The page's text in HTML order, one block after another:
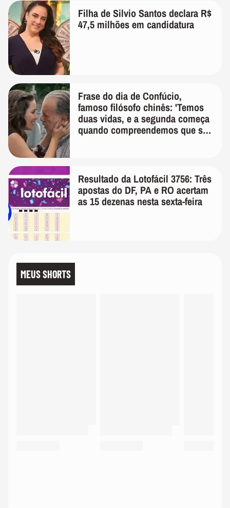
Filha de Silvio Santos declara R$
47,5 milhões em candidatura
Frase do dia de Confúcio,
famoso filósofo chinês: 'Temos
duas vidas, e a segunda começa
quando compreendemos que só
Resultado da Lotofácil 3756: Três
apostas do DF, PA e RO acertam
as 15 dezenas nesta sexta-feira
MEUS SHORTS